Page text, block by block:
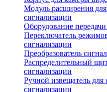
Модуль расширения
сигнализации
Оборудование
Переключатель
сигнализации
Преобразователь
Распределительный
сигнализации
Ручной извещатель
сигнализации